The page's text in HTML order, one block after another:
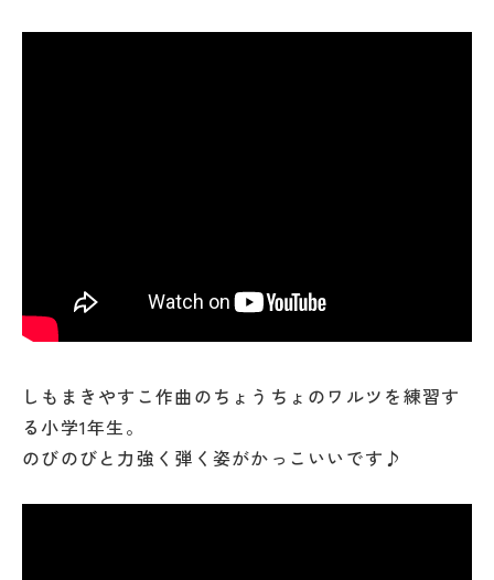
しもまきやすこ作曲のちょうちょのワルツを練習す
る小学1年生。
のびのびと力強く弾く姿がかっこいいです♪